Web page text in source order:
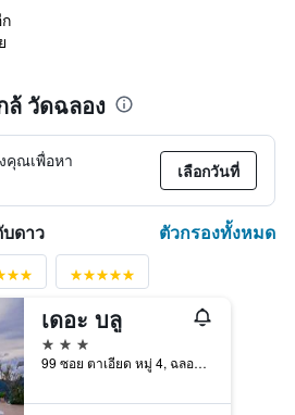
ล้ วัดฉลอง
คุณเพื่อหา
เลือกวันที่
ดาว ตัวกรองทั้งหมด
เดอะ บลู
3 ดาว
99 ซอย ตาเอียด หมู่ 4, ฉลอง, ประเทศไทย